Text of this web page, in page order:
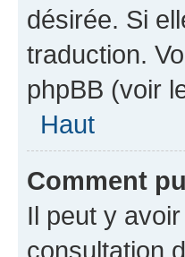
désirée. Si
traduction.
phpBB (voir
Haut
Comment
Il peut y
consultation